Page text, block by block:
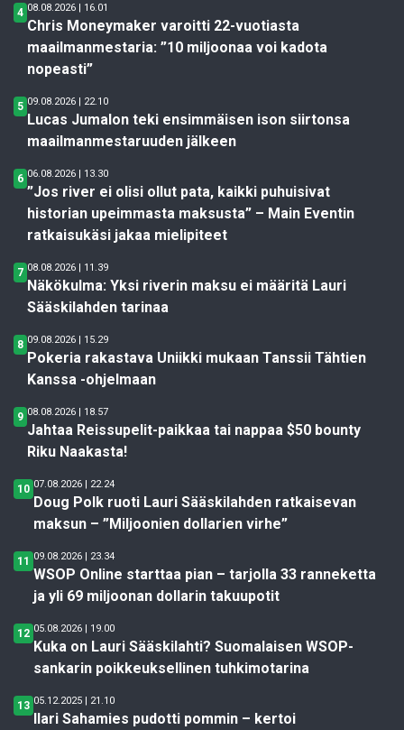
4 08.08.2026 | 16.01
Chris Moneymaker varoitti 22-vuotiasta
maailmanmestaria: ”10 miljoonaa voi kadota
nopeasti”
5 09.08.2026 | 22.10
Lucas Jumalon teki ensimmäisen ison siirtonsa
maailmanmestaruuden jälkeen
6 06.08.2026 | 13.30
”Jos river ei olisi ollut pata, kaikki puhuisivat
historian upeimmasta maksusta” – Main Eventin
ratkaisukäsi jakaa mielipiteet
7 08.08.2026 | 11.39
Näkökulma: Yksi riverin maksu ei määritä Lauri
Sääskilahden tarinaa
8 09.08.2026 | 15.29
Pokeria rakastava Uniikki mukaan Tanssii Tähtien
Kanssa -ohjelmaan
9 08.08.2026 | 18.57
Jahtaa Reissupelit-paikkaa tai nappaa $50 bounty
Riku Naakasta!
10 07.08.2026 | 22.24
Doug Polk ruoti Lauri Sääskilahden ratkaisevan
maksun – ”Miljoonien dollarien virhe”
11 09.08.2026 | 23.34
WSOP Online starttaa pian – tarjolla 33 ranneketta
ja yli 69 miljoonan dollarin takuupotit
12 05.08.2026 | 19.00
Kuka on Lauri Sääskilahti? Suomalaisen WSOP-
sankarin poikkeuksellinen tuhkimotarina
13 05.12.2025 | 21.10
Ilari Sahamies pudotti pommin – kertoi